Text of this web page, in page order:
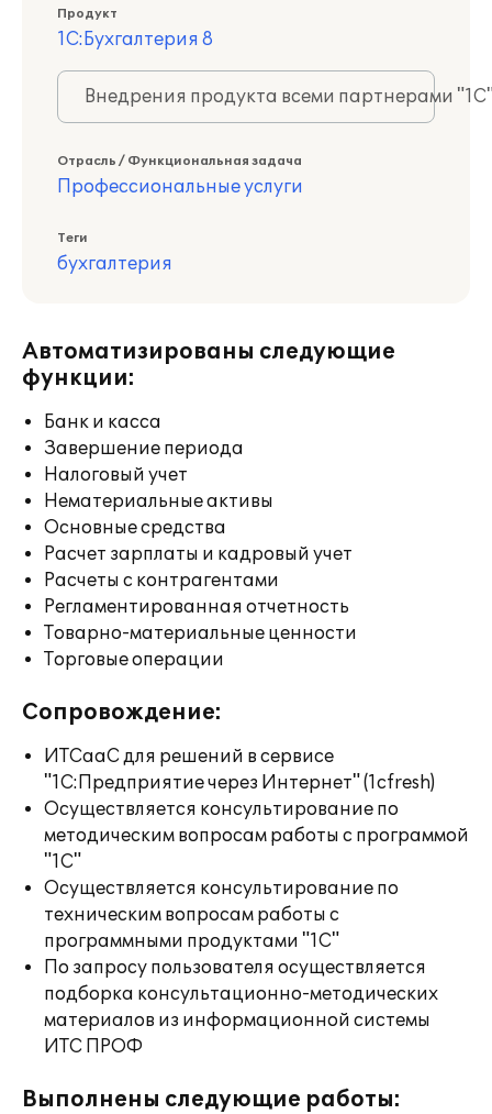
Продукт
1С:Бухгалтерия 8
Внедрения продукта всеми партнерами
Отрасль / Функциональная задача
Профессиональные услуги
Теги
бухгалтерия
Автоматизированы следующие
функции:
Банк и касса
Завершение периода
Налоговый учет
Нематериальные активы
Основные средства
Расчет зарплаты и кадровый учет
Расчеты с контрагентами
Регламентированная отчетность
Товарно-материальные ценности
Торговые операции
Сопровождение:
ИТСааС для решений в сервисе
"1С:Предприятие через Интернет" (1cfresh)
Осуществляется консультирование по
методическим вопросам работы с программой
"1С"
Осуществляется консультирование по
техническим вопросам работы с
программными продуктами "1С"
По запросу пользователя осуществляется
подборка консультационно-методических
материалов из информационной системы
ИТС ПРОФ
Выполнены следующие работы: